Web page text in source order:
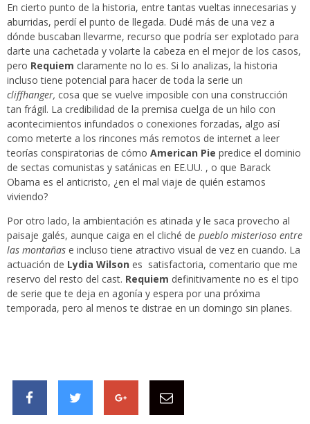
En cierto punto de la historia, entre tantas vueltas innecesarias y
aburridas, perdí el punto de llegada. Dudé más de una vez a
dónde buscaban llevarme, recurso que podría ser explotado para
darte una cachetada y volarte la cabeza en el mejor de los casos,
pero Requiem claramente no lo es. Si lo analizas, la historia
incluso tiene potencial para hacer de toda la serie un
cliffhanger, cosa que se vuelve imposible con una construcción
tan frágil. La credibilidad de la premisa cuelga de un hilo con
acontecimientos infundados o conexiones forzadas, algo así
como meterte a los rincones más remotos de internet a leer
teorías conspiratorias de cómo American Pie predice el dominio
de sectas comunistas y satánicas en EE.UU. , o que Barack
Obama es el anticristo, ¿en el mal viaje de quién estamos
viviendo?
Por otro lado, la ambientación es atinada y le saca provecho al
paisaje galés, aunque caiga en el cliché de pueblo misterioso entre
las montañas e incluso tiene atractivo visual de vez en cuando. La
actuación de Lydia Wilson es satisfactoria, comentario que me
reservo del resto del cast. Requiem definitivamente no es el tipo
de serie que te deja en agonía y espera por una próxima
temporada, pero al menos te distrae en un domingo sin planes.